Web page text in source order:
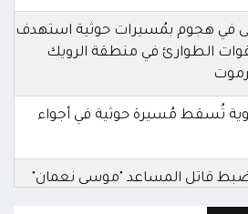
في هجوم بمُسيرات حوثية استهدف
الطوارئ في منطقة الرويك
تُسقط مُسيرة حوثية في أجواء
قاتل المساعد "موسى نعمان"